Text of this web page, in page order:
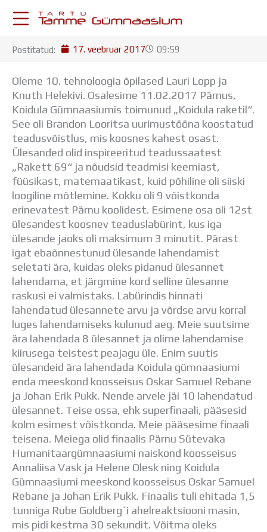
KESKKONNAD
Postkast
Drive
Tamme TV
Tamme Leht
Kooliraadio
Koorilaul
ÕPPETÖÖ
Tunniplaan
Aastaplaan
Õppekava
Ainepassid
Huviringid
Õpilastööd (UPT)
Distantsõpe
Kodukord
Projektid
ÜLDINFO
Sisseastumine
Meie kool
Dokumendid
Uudised
Lapsevanemale
Vilistlastele
Toitlustamine
Virtuaaltuur
Õpilasesindus
Kontaktid
Tööpakkumised
Postitatud: 17. veebruar 2017 09:59
Oleme 10. tehnoloogia õpilased Lauri Lopp ja
Knuth Helekivi. Osalesime 11.02.2017 Pärnus,
Koidula Gümnaasiumis toimunud „Koidula raketil“.
See oli Brandon Looritsa uurimustööna koostatud
teadusvõistlus, mis koosnes kahest osast.
Ülesanded olid inspireeritud teadussaatest
„Rakett 69“ ja nõudsid teadmisi keemiast,
füüsikast, matemaatikast, kuid põhiline oli siiski
loogiline mõtlemine. Kokku oli 9 võistkonda
erinevatest Pärnu koolidest. Esimene osa oli 12st
ülesandest koosnev teaduslabürint, kus iga
ülesande jaoks oli maksimum 3 minutit. Pärast
igat ebaõnnestunud ülesande lahendamist
seletati ära, kuidas oleks pidanud ülesannet
lahendama, et järgmine kord selline ülesanne
raskusi ei valmistaks. Labürindis hinnati
lahendatud ülesannete arvu ja võrdse arvu korral
luges lahendamiseks kulunud aeg. Meie suutsime
ära lahendada 8 ülesannet ja olime lahendamise
kiirusega teistest peajagu üle. Enim suutis
ülesandeid ära lahendada Koidula gümnaasiumi
enda meeskond koosseisus Oskar Samuel Rebane
ja Johan Erik Pukk. Nende arvele jäi 10 lahendatud
ülesannet. Teise ossa, ehk superfinaali, pääsesid
kolm esimest võistkonda. Meie pääsesime finaali
teisena. Meiega olid finaalis Pärnu Sütevaka
Humanitaargümnaasiumi naiskond koosseisus
Annaliisa Vask ja Helene Olesk ning Koidula
Gümnaasiumi meeskond koosseisus Oskar Samuel
Rebane ja Johan Erik Pukk. Finaalis tuli ehitada 1,5
tunniga Rube Goldberg´i ahelreaktsiooni masin,
mis pidi kestma 30 sekundit. Võitma oleks